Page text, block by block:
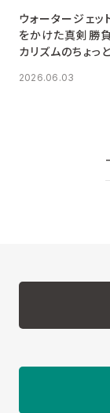
ウォータージェ
をかけた真剣勝負
カリズムのちょっ
2026.06.03